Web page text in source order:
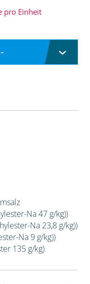
pro Einheit
Na 47 g/kg))
Na 23,8 g/kg))
Na 9 g/kg))
135 g/kg)